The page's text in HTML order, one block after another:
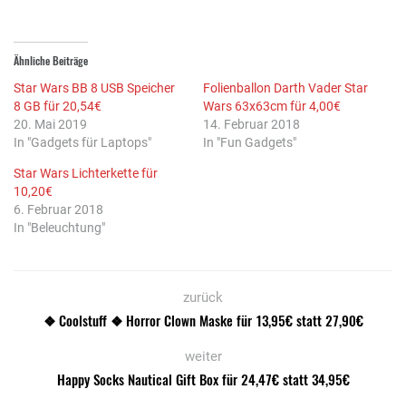
Ähnliche Beiträge
Star Wars BB 8 USB Speicher
8 GB für 20,54€
20. Mai 2019
In "Gadgets für Laptops"
Folienballon Darth Vader Star
Wars 63x63cm für 4,00€
14. Februar 2018
In "Fun Gadgets"
Star Wars Lichterkette für
10,20€
6. Februar 2018
In "Beleuchtung"
zurück
❖ Coolstuff ❖ Horror Clown Maske für 13,95€ statt 27,90€
weiter
Happy Socks Nautical Gift Box für 24,47€ statt 34,95€